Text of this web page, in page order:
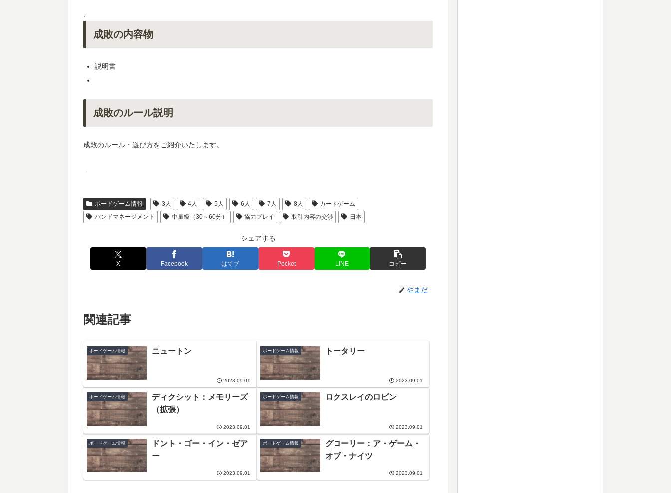
.
成敗の内容物
説明書
成敗のルール説明
成敗のルール・遊び方をご紹介いたします。
.
ボードゲーム情報 3人 4人 5人 6人 7人 8人
カードゲーム
ハンドマネージメント
中量級（30～60分） 協力プレイ 取引内容の交渉 日本
シェアする
X Facebook はてブ Pocket LINE コピー
やまだ
関連記事
ボードゲーム情報 ニュートン
2023.09.01
ボードゲーム情報 トータリー
2023.09.01
ボードゲーム情報
ディクシット：メモリーズ
（拡張）
2023.09.01
ボードゲーム情報 ロクスレイのロビン
2023.09.01
ボードゲーム情報
ドント・ゴー・イン・ゼア
ー
2023.09.01
ボードゲーム情報
グローリー：ア・ゲーム・
オブ・ナイツ
2023.09.01